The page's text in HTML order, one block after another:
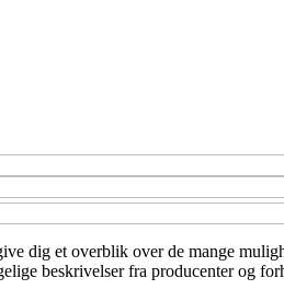
dig et overblik over de mange
beskrivelser fra producenter og